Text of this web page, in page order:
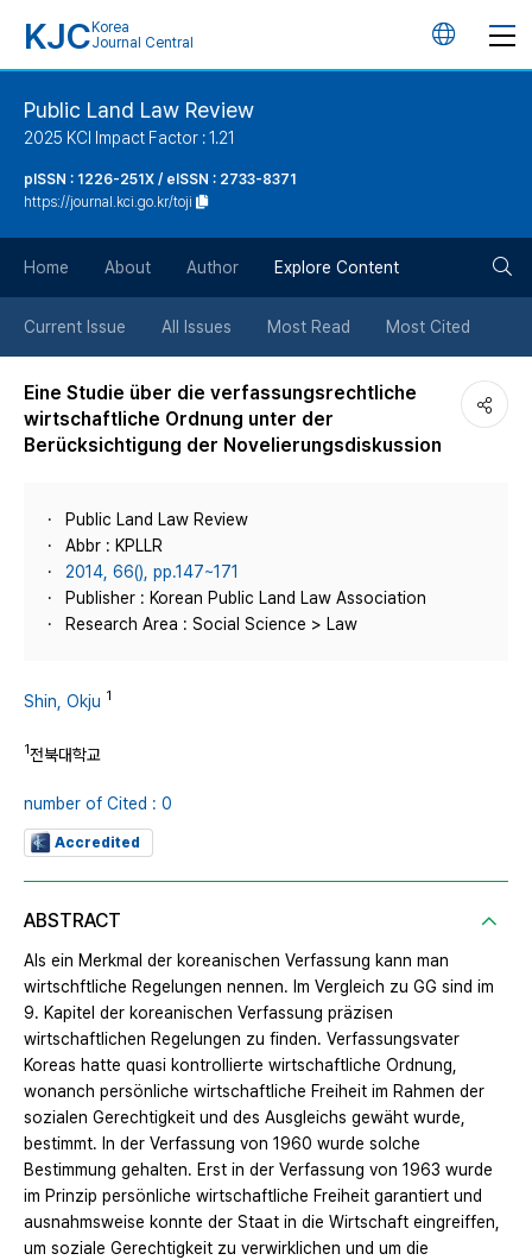
KJC Korea
Journal Central
언
튼
Public Land Law Review
2025 KCI Impact Factor : 1.21
pISSN : 1226-251X / eISSN : 2733-8371
https://journal.kci.go.kr/toji
Home About Author Explore Content
Current Issue All Issues Most Read Most Cited
Eine Studie über die verfassungsrechtliche
wirtschaftliche Ordnung unter der
Berücksichtigung der Novelierungsdiskussion
Public Land Law Review
Abbr : KPLLR
2014, 66(), pp.147~171
Publisher : Korean Public Land Law Association
Research Area : Social Science > Law
Shin, Okju 1
1전북대학교
number of Cited : 0
Accredited
ABSTRACT
Als ein Merkmal der koreanischen Verfassung kann man
wirtschftliche Regelungen nennen. Im Vergleich zu GG sind im
9. Kapitel der koreanischen Verfassung präzisen
wirtschaftlichen Regelungen zu finden. Verfassungsvater
Koreas hatte quasi kontrollierte wirtschaftliche Ordnung,
wonanch persönliche wirtschaftliche Freiheit im Rahmen der
sozialen Gerechtigkeit und des Ausgleichs gewäht wurde,
bestimmt. In der Verfassung von 1960 wurde solche
Bestimmung gehalten. Erst in der Verfassung von 1963 wurde
im Prinzip persönliche wirtschaftliche Freiheit garantiert und
ausnahmsweise konnte der Staat in die Wirtschaft eingreiffen,
um soziale Gerechtigkeit zu verwirklichen und um die